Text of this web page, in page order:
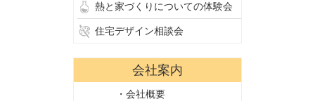
熱と家づくりについての体験会
住宅デザイン相談会
会社案内
・会社概要